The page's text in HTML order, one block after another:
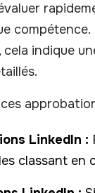
compétence.
indique
LinkedIn :
classant en